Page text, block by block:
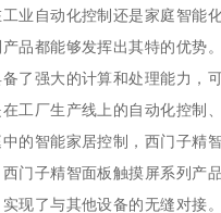
业自动化控制还是家庭智能
品都能够发挥出其特的优势
了强大的计算和处理能力，
工厂生产线上的自动化控制
的智能家居控制，西门子精
门子精智面板触摸屏系列产
现了与其他设备的无缝对接